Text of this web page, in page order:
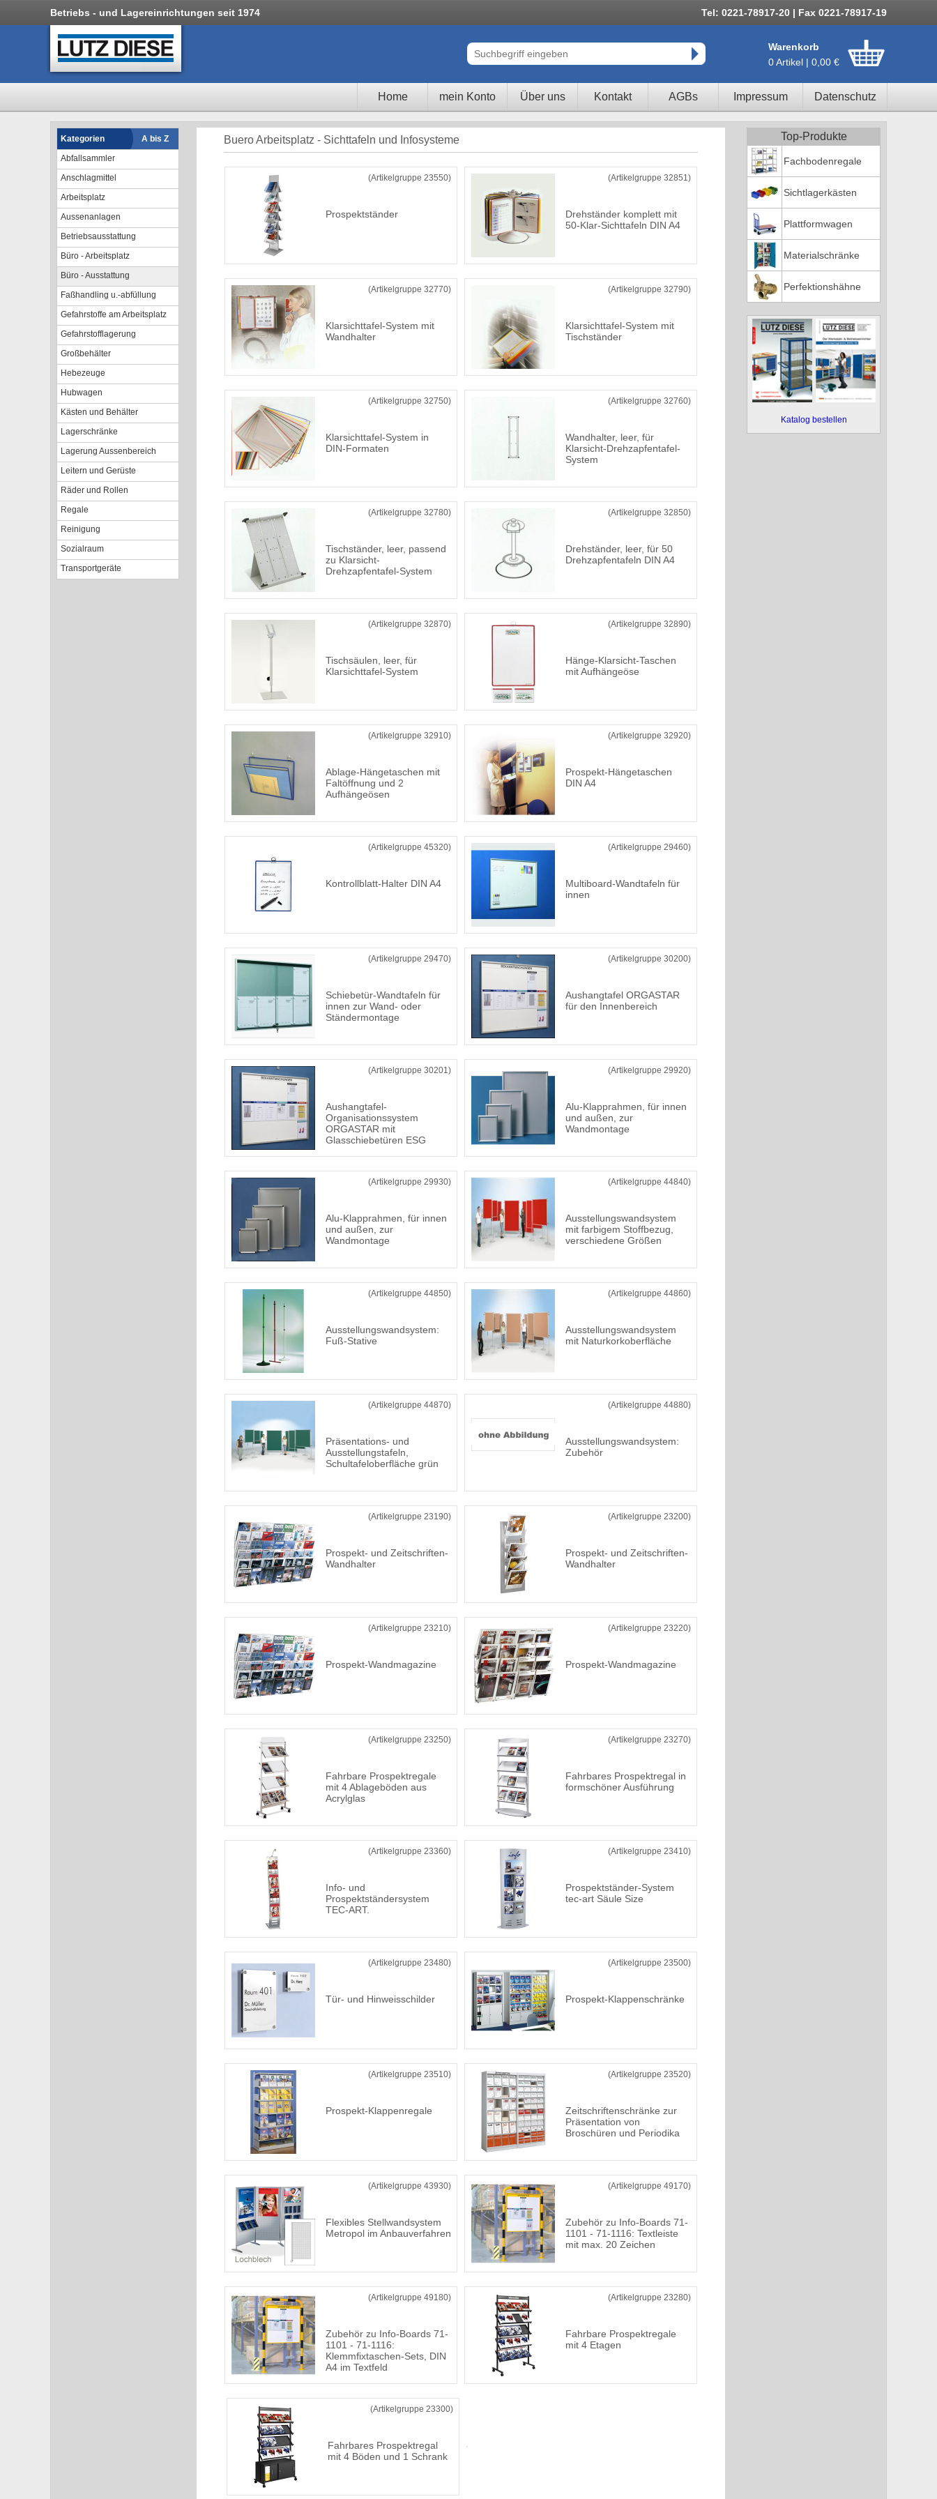
Betriebs - und Lagereinrichtungen seit 1974 Tel: 0221-78917-20 | Fax 0221-78917-19
Warenkorb
0 Artikel | 0,00 €
Home mein Konto Über uns Kontakt AGBs Impressum Datenschutz
Kategorien
A bis Z
Abfallsammler
Anschlagmittel
Arbeitsplatz
Aussenanlagen
Betriebsausstattung
Büro - Arbeitsplatz
Büro - Ausstattung
Faßhandling u.-abfüllung
Gefahrstoffe am Arbeitsplatz
Gefahrstofflagerung
Großbehälter
Hebezeuge
Hubwagen
Kästen und Behälter
Lagerschränke
Lagerung Aussenbereich
Leitern und Gerüste
Räder und Rollen
Regale
Reinigung
Sozialraum
Transportgeräte
Buero Arbeitsplatz - Sichttafeln und Infosysteme
(Artikelgruppe 23550)
Prospektständer
(Artikelgruppe 32851)
Drehständer komplett mit
50-Klar-Sichttafeln DIN A4
(Artikelgruppe 32770)
Klarsichttafel-System mit
Wandhalter
(Artikelgruppe 32790)
Klarsichttafel-System mit
Tischständer
(Artikelgruppe 32750)
Klarsichttafel-System in
DIN-Formaten
(Artikelgruppe 32760)
Wandhalter, leer, für
Klarsicht-Drehzapfentafel-
System
(Artikelgruppe 32780)
Tischständer, leer, passend
zu Klarsicht-
Drehzapfentafel-System
(Artikelgruppe 32850)
Drehständer, leer, für 50
Drehzapfentafeln DIN A4
(Artikelgruppe 32870)
Tischsäulen, leer, für
Klarsichttafel-System
(Artikelgruppe 32890)
Hänge-Klarsicht-Taschen
mit Aufhängeöse
(Artikelgruppe 32910)
Ablage-Hängetaschen mit
Faltöffnung und 2
Aufhängeösen
(Artikelgruppe 32920)
Prospekt-Hängetaschen
DIN A4
(Artikelgruppe 45320)
Kontrollblatt-Halter DIN A4
(Artikelgruppe 29460)
Multiboard-Wandtafeln für
innen
(Artikelgruppe 29470)
Schiebetür-Wandtafeln für
innen zur Wand- oder
Ständermontage
(Artikelgruppe 30200)
Aushangtafel ORGASTAR
für den Innenbereich
(Artikelgruppe 30201)
Aushangtafel-
Organisationssystem
ORGASTAR mit
Glasschiebetüren ESG
(Artikelgruppe 29920)
Alu-Klapprahmen, für innen
und außen, zur
Wandmontage
(Artikelgruppe 29930)
Alu-Klapprahmen, für innen
und außen, zur
Wandmontage
(Artikelgruppe 44840)
Ausstellungswandsystem
mit farbigem Stoffbezug,
verschiedene Größen
(Artikelgruppe 44850)
Ausstellungswandsystem:
Fuß-Stative
(Artikelgruppe 44860)
Ausstellungswandsystem
mit Naturkorkoberfläche
(Artikelgruppe 44870)
Präsentations- und
Ausstellungstafeln,
Schultafeloberfläche grün
(Artikelgruppe 44880)
Ausstellungswandsystem:
Zubehör
(Artikelgruppe 23190)
Prospekt- und Zeitschriften-
Wandhalter
(Artikelgruppe 23200)
Prospekt- und Zeitschriften-
Wandhalter
(Artikelgruppe 23210)
Prospekt-Wandmagazine
(Artikelgruppe 23220)
Prospekt-Wandmagazine
(Artikelgruppe 23250)
Fahrbare Prospektregale
mit 4 Ablageböden aus
Acrylglas
(Artikelgruppe 23270)
Fahrbares Prospektregal in
formschöner Ausführung
(Artikelgruppe 23360)
Info- und
Prospektständersystem
TEC-ART.
(Artikelgruppe 23410)
Prospektständer-System
tec-art Säule Size
(Artikelgruppe 23480)
Tür- und Hinweisschilder
(Artikelgruppe 23500)
Prospekt-Klappenschränke
(Artikelgruppe 23510)
Prospekt-Klappenregale
(Artikelgruppe 23520)
Zeitschriftenschränke zur
Präsentation von
Broschüren und Periodika
(Artikelgruppe 43930)
Flexibles Stellwandsystem
Metropol im Anbauverfahren
(Artikelgruppe 49170)
Zubehör zu Info-Boards 71-
1101 - 71-1116: Textleiste
mit max. 20 Zeichen
(Artikelgruppe 49180)
Zubehör zu Info-Boards 71-
1101 - 71-1116:
Klemmfixtaschen-Sets, DIN
A4 im Textfeld
(Artikelgruppe 23280)
Fahrbare Prospektregale
mit 4 Etagen
(Artikelgruppe 23300)
Fahrbares Prospektregal
mit 4 Böden und 1 Schrank
Top-Produkte
Fachbodenregale
Sichtlagerkästen
Plattformwagen
Materialschränke
Perfektionshähne
Katalog bestellen